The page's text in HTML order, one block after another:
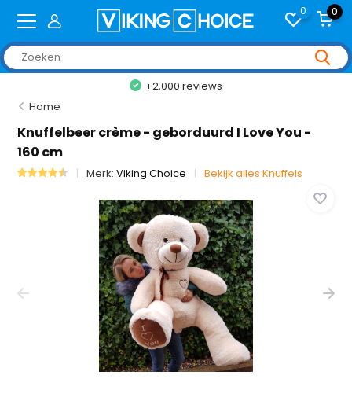
0 0
+2,000 reviews
Home
Knuffelbeer crème - geborduurd I Love You -
160 cm
Merk:Viking Choice Bekijk alles Knuffels